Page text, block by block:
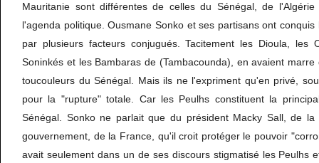
Mauritanie sont différentes de celles du Sénégal, de
l'agenda politique. Ousmane Sonko et ses partisans ont
par plusieurs facteurs conjugués. Tacitement les Dioula, les
Soninkés et les Bambaras de (Tambacounda), en avaient
toucouleurs du Sénégal. Mais ils ne l'expriment qu'en privé,
pour la "rupture" totale. Car les Peulhs constituent la
Sénégal. Sonko ne parlait que du président Macky Sall, de
gouvernement, de la France, qu'il croit protéger le pouvoir
avait seulement dans un de ses discours stigmatisé les Peulhs